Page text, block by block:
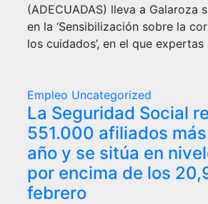
(ADECUADAS) lleva a Galaroza
en la ‘Sensibilización sobre la
los cuidados’, en el que
Empleo Uncategorized
La Seguridad Social
551.000 afiliados
año y se sitúa en
por encima de los
febrero